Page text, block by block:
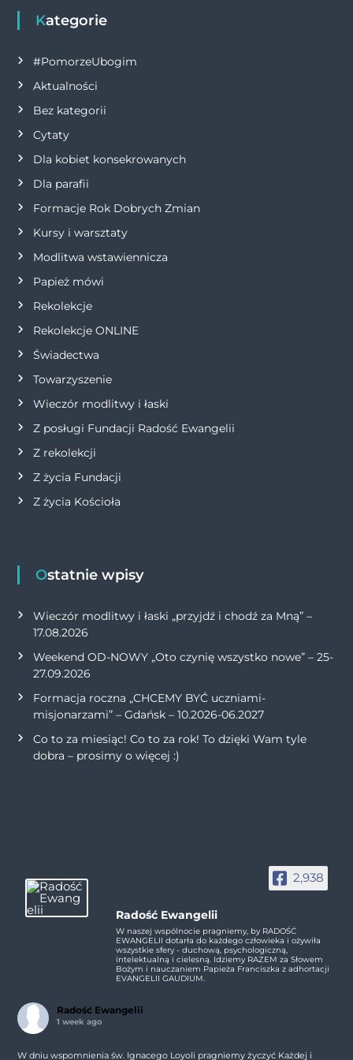
g
a
c
j
a
w
p
i
s
u
Kategorie
#PomorzeUbogim
Aktualności
Bez kategorii
Cytaty
Dla kobiet konsekrowanych
Dla parafii
Formacje Rok Dobrych Zmian
Kursy i warsztaty
Modlitwa wstawiennicza
Papież mówi
Rekolekcje
Rekolekcje ONLINE
Świadectwa
Towarzyszenie
Wieczór modlitwy i łaski
Z posługi Fundacji Radość Ewangelii
Z rekolekcji
Z życia Fundacji
Z życia Kościoła
Ostatnie wpisy
Wieczór modlitwy i łaski „przyjdź i chodź za Mną” –
17.08.2026
Weekend OD-NOWY „Oto czynię wszystko nowe” – 25-
27.09.2026
Formacja roczna „CHCEMY BYĆ uczniami-
misjonarzami” – Gdańsk – 10.2026-06.2027
Co to za miesiąc! Co to za rok! To dzięki Wam tyle
dobra – prosimy o więcej :)
2,938
Radość Ewangelii
W naszej wspólnocie pragniemy, by RADOŚĆ
EWANGELII dotarła do każdego człowieka i ożywiła
wszystkie sfery - duchową, psychologiczną,
intelektualną i cielesną. Idziemy RAZEM za Słowem
Bożym i nauczaniem Papieża Franciszka z adhortacji
EVANGELII GAUDIUM.
Radość Ewangelii
1 week ago
W dniu wspomnienia św. Ignacego Loyoli pragniemy życzyć Każdej i